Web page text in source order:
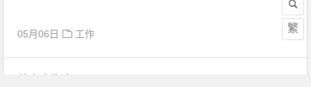
05月06日 工作 繁